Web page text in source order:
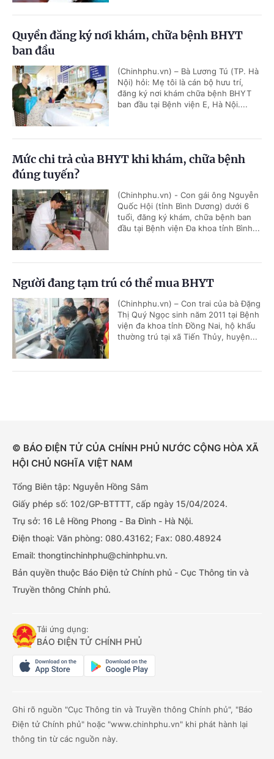
Quyền đăng ký nơi khám, chữa bệnh BHYT
ban đầu
(Chinhphu.vn) – Bà Lương Tú (TP. Hà
Nội) hỏi: Mẹ tôi là cán bộ hưu trí,
đăng ký nơi khám chữa bệnh BHYT
ban đầu tại Bệnh viện E, Hà Nội....
Mức chi trả của BHYT khi khám, chữa bệnh
đúng tuyến?
(Chinhphu.vn) - Con gái ông Nguyễn
Quốc Hội (tỉnh Bình Dương) dưới 6
tuổi, đăng ký khám, chữa bệnh ban
đầu tại Bệnh viện Đa khoa tỉnh Bình...
Người đang tạm trú có thể mua BHYT
(Chinhphu.vn) – Con trai của bà Đặng
Thị Quý Ngọc sinh năm 2011 tại Bệnh
viện đa khoa tỉnh Đồng Nai, hộ khẩu
thường trú tại xã Tiến Thủy, huyện...
© BÁO ĐIỆN TỬ CỦA CHÍNH PHỦ NƯỚC CỘNG HÒA XÃ
HỘI CHỦ NGHĨA VIỆT NAM
Tổng Biên tập: Nguyễn Hồng Sâm
Giấy phép số: 102/GP-BTTTT, cấp ngày 15/04/2024.
Trụ sở: 16 Lê Hồng Phong - Ba Đình - Hà Nội.
Điện thoại: Văn phòng: 080.43162; Fax: 080.48924
Email: thongtinchinhphu@chinhphu.vn.
Bản quyền thuộc Báo Điện tử Chính phủ - Cục Thông tin và
Truyền thông Chính phủ.
Tải ứng dụng:
BÁO ĐIỆN TỬ CHÍNH PHỦ
Ghi rõ nguồn "Cục Thông tin và Truyền thông Chính phủ", "Báo
Điện tử Chính phủ" hoặc "www.chinhphu.vn" khi phát hành lại
thông tin từ các nguồn này.